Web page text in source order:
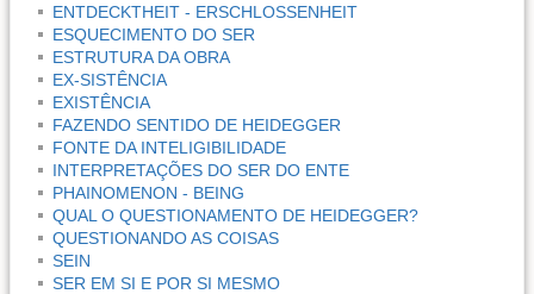
ENTDECKTHEIT - ERSCHLOSSENHEIT
ESQUECIMENTO DO SER
ESTRUTURA DA OBRA
EX-SISTÊNCIA
EXISTÊNCIA
FAZENDO SENTIDO DE HEIDEGGER
FONTE DA INTELIGIBILIDADE
INTERPRETAÇÕES DO SER DO ENTE
PHAINOMENON - BEING
QUAL O QUESTIONAMENTO DE HEIDEGGER?
QUESTIONANDO AS COISAS
SEIN
SER EM SI E POR SI MESMO